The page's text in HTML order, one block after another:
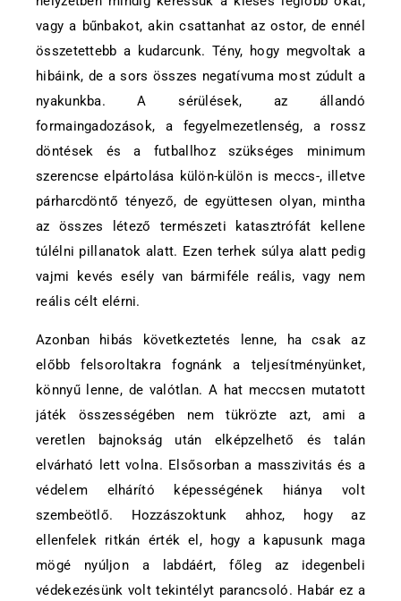
vagy a bűnbakot, akin csattanhat az ostor, de ennél
összetettebb a kudarcunk. Tény, hogy megvoltak a
hibáink, de a sors összes negatívuma most zúdult a
nyakunkba. A sérülések, az állandó
formaingadozások, a fegyelmezetlenség, a rossz
döntések és a futballhoz szükséges minimum
szerencse elpártolása külön-külön is meccs-, illetve
párharcdöntő tényező, de együttesen olyan, mintha
az összes létező természeti katasztrófát kellene
túlélni pillanatok alatt. Ezen terhek súlya alatt pedig
vajmi kevés esély van bármiféle reális, vagy nem
reális célt elérni.
Azonban hibás következtetés lenne, ha csak az
előbb felsoroltakra fognánk a teljesítményünket,
könnyű lenne, de valótlan. A hat meccsen mutatott
játék összességében nem tükrözte azt, ami a
veretlen bajnokság után elképzelhető és talán
elvárható lett volna. Elsősorban a masszivitás és a
védelem elhárító képességének hiánya volt
szembeötlő. Hozzászoktunk ahhoz, hogy az
ellenfelek ritkán érték el, hogy a kapusunk maga
mögé nyúljon a labdáért, főleg az idegenbeli
védekezésünk volt tekintélyt parancsoló. Habár ez a